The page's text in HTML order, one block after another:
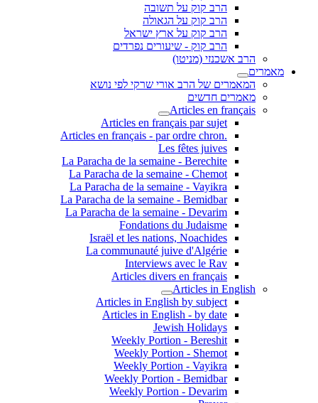
הרב קוק על תשובה
הרב קוק על הגאולה
הרב קוק על ארץ ישראל
הרב קוק - שיעורים נפרדים
הרב אשכנזי (מניטו)
מאמרים
המאמרים של הרב אורי שרקי לפי נושא
מאמרים חדשים
Articles en français
Articles en français par sujet
.Articles en français - par ordre chron
Les fêtes juives
La Paracha de la semaine - Berechite
La Paracha de la semaine - Chemot
La Paracha de la semaine - Vayikra
La Paracha de la semaine - Bemidbar
La Paracha de la semaine - Devarim
Fondations du Judaisme
Israël et les nations, Noachides
La communauté juive d'Algérie
Interviews avec le Rav
Articles divers en français
Articles in English
Articles in English by subject
Articles in English - by date
Jewish Holidays
Weekly Portion - Bereshit
Weekly Portion - Shemot
Weekly Portion - Vayikra
Weekly Portion - Bemidbar
Weekly Portion - Devarim